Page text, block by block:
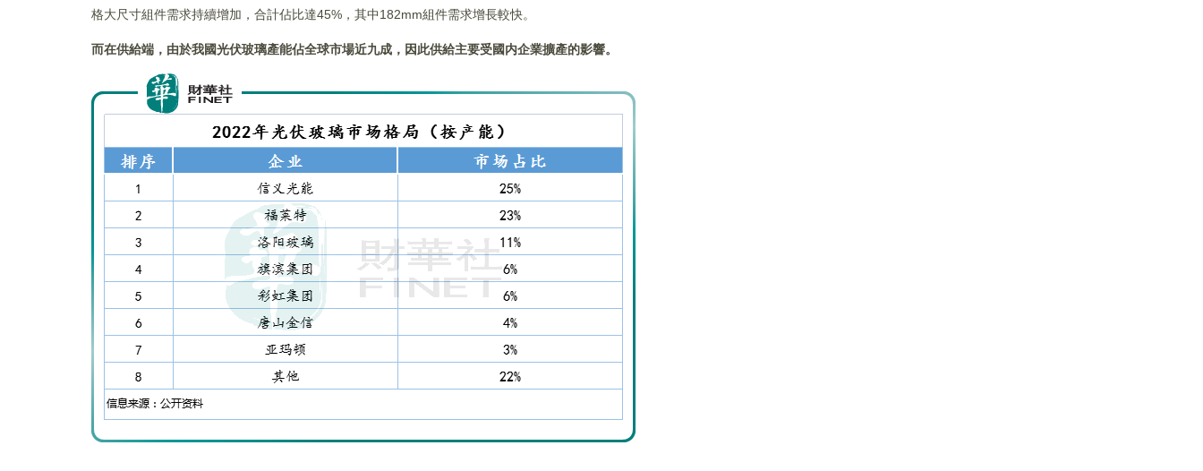
格大尺寸組件需求持續增加，合計佔比達45%，其中182mm組件需求增長較快。
而在供給端，由於我國光伏玻璃產能佔全球市場近九成，因此供給主要受國内企業擴產的影響。